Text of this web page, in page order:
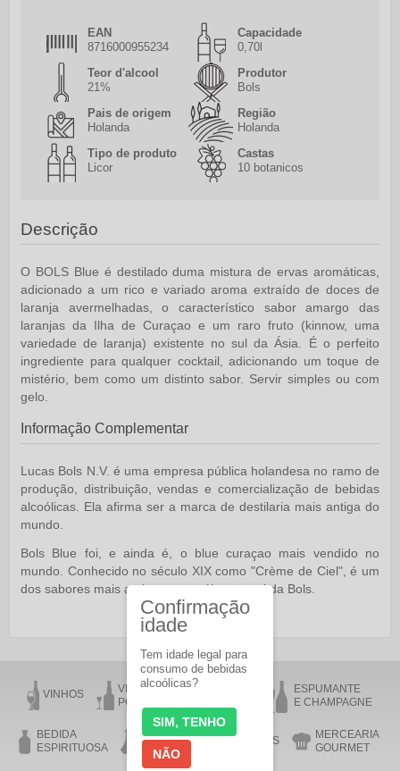
EAN
8716000955234
Capacidade
0,70l
Teor d'alcool
21%
Produtor
Bols
Pais de origem
Holanda
Região
Holanda
Tipo de produto
Licor
Castas
10 botanicos
Descrição
O BOLS Blue é destilado duma mistura de ervas aromáticas,
adicionado a um rico e variado aroma extraído de doces de
laranja avermelhadas, o característico sabor amargo das
laranjas da Ilha de Curaçao e um raro fruto (kinnow, uma
variedade de laranja) existente no sul da Ásia. É o perfeito
ingrediente para qualquer cocktail, adicionando um toque de
mistério, bem como um distinto sabor. Servir simples ou com
gelo.
Informação Complementar
Lucas Bols N.V. é uma empresa pública holandesa no ramo de
produção, distribuição, vendas e comercialização de bebidas
alcoólicas. Ela afirma ser a marca de destilaria mais antiga do
mundo.
Bols Blue foi, e ainda é, o blue curaçao mais vendido no
mundo. Conhecido no século XIX como "Crème de Ciel", é um
dos sabores mais antigos no catálogo atual da Bols.
VINHOS
VINHO DO
PORTO
ESPUMANTE
E CHAMPAGNE
BEDIDA
ESPIRITUOSA
AZEITE ACESSÓRIOS
MERCEARIA
GOURMET
Confirmação
idade
Tem idade legal para
consumo de bebidas
alcoólicas?
SIM, TENHO
NÃO